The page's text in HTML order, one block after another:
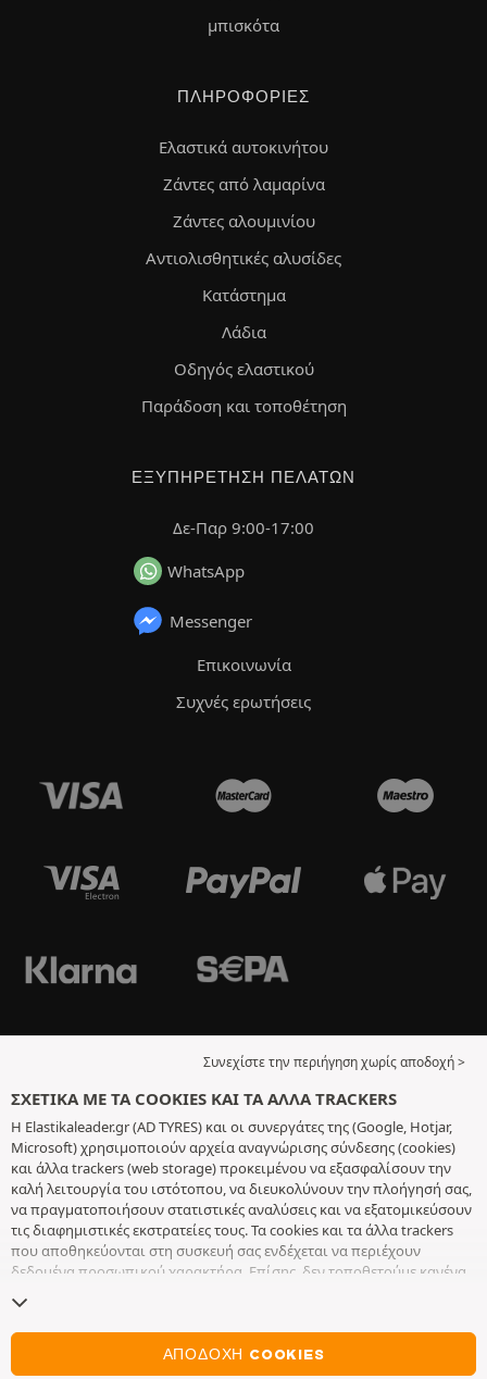
μπισκότα
ΠΛΗΡΟΦΟΡΊΕΣ
Ελαστικά αυτοκινήτου
Ζάντες από λαμαρίνα
Ζάντες αλουμινίου
Αντιολισθητικές αλυσίδες
Κατάστημα
Λάδια
Οδηγός ελαστικού
Παράδοση και τοποθέτηση
ΕΞΥΠΗΡΈΤΗΣΗ ΠΕΛΑΤΏΝ
Δε-Παρ 9:00-17:00
WhatsApp
Messenger
Επικοινωνία
Συχνές ερωτήσεις
Συνεχίστε την περιήγηση χωρίς αποδοχή >
ΣΧΕΤΙΚΆ ΜΕ ΤΑ COOKIES ΚΑΙ ΤΑ ΆΛΛΑ TRACKERS
Η Elastikaleader.gr (AD TYRES) και οι συνεργάτες της (Google, Hotjar,
Microsoft) χρησιμοποιούν αρχεία αναγνώρισης σύνδεσης (cookies)
και άλλα trackers (web storage) προκειμένου να εξασφαλίσουν την
καλή λειτουργία του ιστότοπου, να διευκολύνουν την πλοήγησή σας,
να πραγματοποιήσουν στατιστικές αναλύσεις και να εξατομικεύσουν
τις διαφημιστικές εκστρατείες τους. Τα cookies και τα άλλα trackers
που αποθηκεύονται στη συσκευή σας ενδέχεται να περιέχουν
δεδομένα προσωπικού χαρακτήρα. Επίσης, δεν τοποθετούμε κανένα
συγκατάθεσή σας, με εξαίρεση αυτά που είναι απαραίτητα για τη
λειτουργία του ιστότοπου. Διατηρούμε τις επιλογές σας για 6 μήνες.
Μπορείτε να ανακαλέσετε τη συγκατάθεσή σας οποιαδήποτε στιγμή,
πηγαίνοντας στησελίδα σχετικά με τα cookies και τα άλλα trackers.
ΑΠΟΔΟΧΉ COOKIES